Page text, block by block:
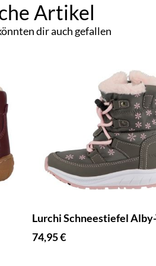
Artikel
dir auch gefallen
Lurchi Schneestiefel
74,95 €